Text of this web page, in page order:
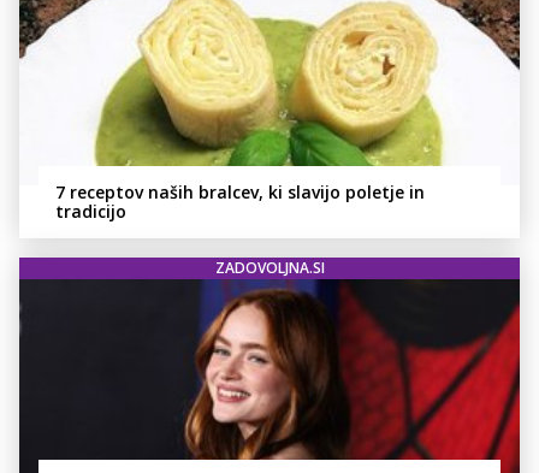
7 receptov naših bralcev, ki slavijo poletje in
tradicijo
ZADOVOLJNA.SI